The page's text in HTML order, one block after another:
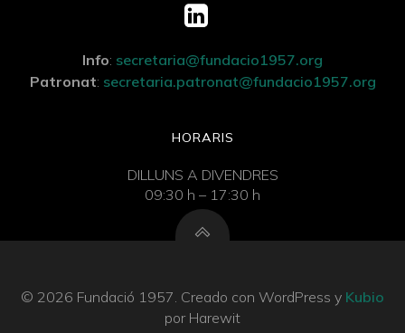
Info: secretaria@fundacio1957.org
Patronat: secretaria.patronat@fundacio1957.org
HORARIS
DILLUNS A DIVENDRES
09:30 h – 17:30 h
© 2026 Fundació 1957. Creado con WordPress y Kubio
por Harewit